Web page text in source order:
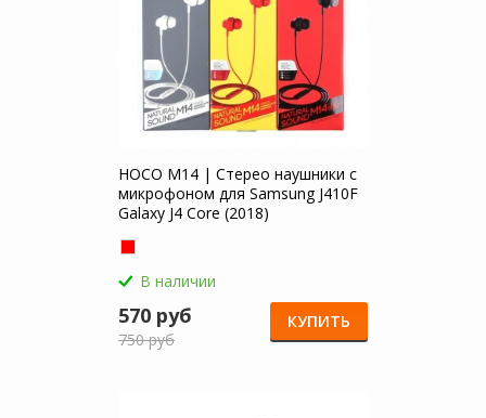
HOCO M14 | Стерео наушники с
микрофоном для Samsung J410F
Galaxy J4 Core (2018)
В наличии
570 руб
750 руб
КУПИТЬ